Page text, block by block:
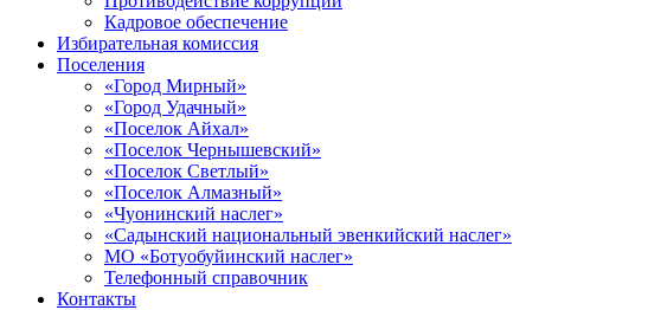
Кадровое обеспечение
Избирательная комиссия
Поселения
«Город Мирный»
«Город Удачный»
«Поселок Айхал»
«Поселок Чернышевский»
«Поселок Светлый»
«Поселок Алмазный»
«Чуонинский наслег»
«Садынский национальный эвенкийский наслег»
МО «Ботуобуйинский наслег»
Телефонный справочник
Контакты